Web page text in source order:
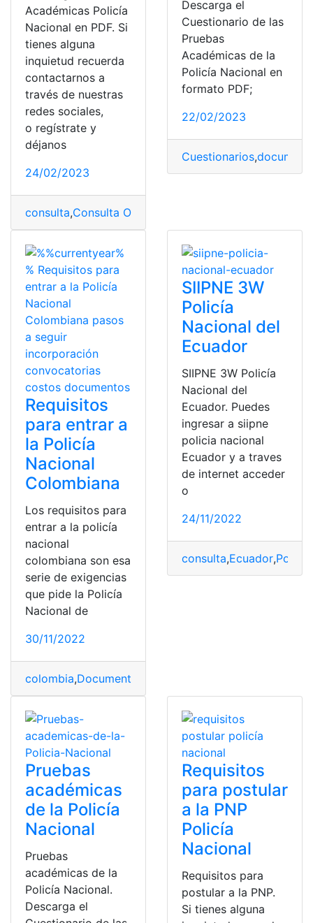
Académicas Policía
Nacional en PDF. Si
tienes alguna
inquietud recuerda
contactarnos a
través de nuestras
redes sociales,
o regístrate y
déjanos
24/02/2023
consulta,Consulta Online
Descarga el
Cuestionario de las
Pruebas
Académicas de la
Policía Nacional en
formato PDF;
22/02/2023
Cuestionarios,
Requisitos
para entrar a
la Policía
Nacional
Colombiana
Los requisitos para
entrar a la policía
nacional
colombiana son esa
serie de exigencias
que pide la Policía
Nacional de
30/11/2022
colombia,Documentos
SIIPNE 3W
Policía
Nacional del
Ecuador
SIIPNE 3W Policía
Nacional del
Ecuador. Puedes
ingresar a siipne
policia nacional
Ecuador y a traves
de internet acceder
o
24/11/2022
consulta,Ecuador,Policía
Pruebas
académicas
de la Policía
Nacional
Pruebas
académicas de la
Policía Nacional.
Descarga el
Requisitos
para postular
a la PNP
Policía
Nacional
Requisitos para
postular a la PNP.
Si tienes alguna